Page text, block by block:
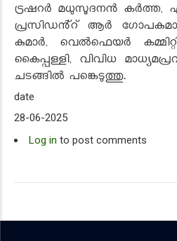
ട്രഷറർ മധുസൂദനൻ കർത്ത,
പ്രസിഡൻ്റ് ആർ
കുമാർ, വെൽഫെയർ
കൈപ്പള്ളി, വിവിധ
ചടങ്ങിൽ പങ്കെടുത്തു.
date
28-06-2025
Log in to post comments